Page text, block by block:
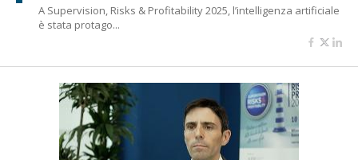
A Supervision, Risks & Profitability 2025, l’intelligenza artificiale
è stata protago...